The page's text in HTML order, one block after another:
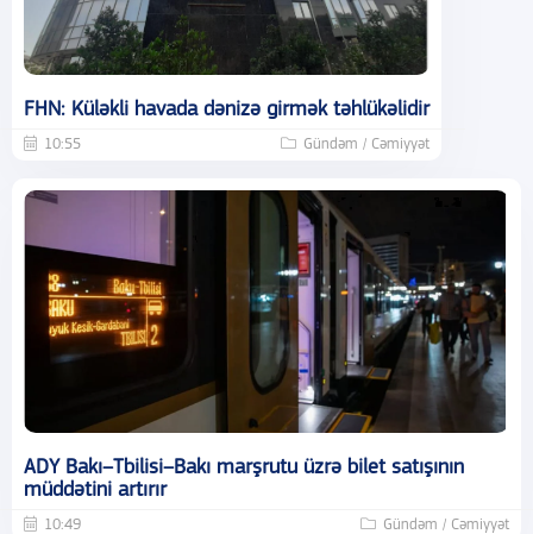
FHN: Küləkli havada dənizə girmək təhlükəlidir
10:55 Gündəm / Cəmiyyət
ADY Bakı–Tbilisi–Bakı marşrutu üzrə bilet satışının
müddətini artırır
10:49 Gündəm / Cəmiyyət